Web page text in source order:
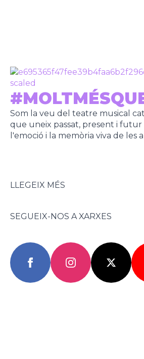
Som la veu del teatre musical
que uneix passat, present i futur
l'emoció i la memòria viva de les
LLEGEIX MÉS
SEGUEIX-NOS A XARXES